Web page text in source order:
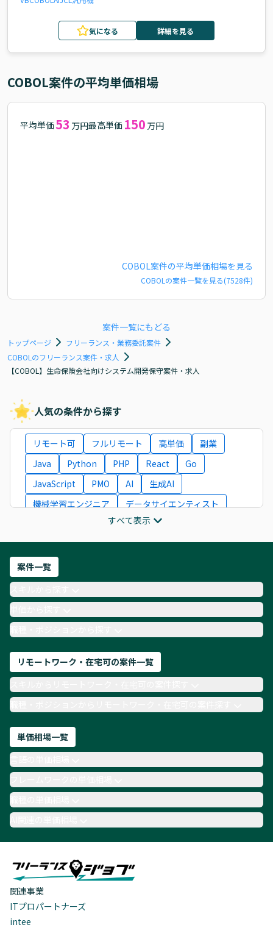
気になる 詳細を見る
COBOL案件の平均単価相場
平均単価53 万円最高単価 150 万円
COBOL案件の平均単価相場を見る
COBOL の案件一覧を見る(7528件)
案件一覧にもどる
トップページ
フリーランス・業務委託案件
COBOLのフリーランス案件・求人
【COBOL】生命保険会社向けシステム開発保守案件・求人
人気の条件から探す
リモート可 フルリモート 高単価
副業
Java
Python PHP React
Go
JavaScript
PMO AI
生成AI
機械学習エンジニア
データサイエンティスト
ITコンサルタント
フロントエンドエンジニア
ネットワークエンジニア
AIエンジニア
Webデザイナー
月収100万円 業務委託
COBOL
Ruby
TypeScript
Laravel AWS
すべて表示
案件一覧
単価から探す
職種・ポジションから探す
リモートワーク・在宅可の案件一覧
職種・ポジションからリモートワーク・在宅可の案件探す
単価相場一覧
職種の単価相場
AI関連の単価相場
関連事業
ITプロパートナーズ
intee